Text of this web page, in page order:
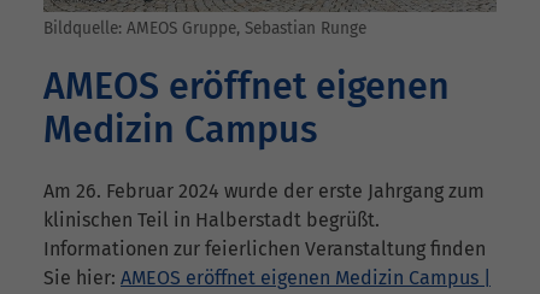
Bildquelle: AMEOS Gruppe, Sebastian Runge
AMEOS eröffnet eigenen
Medizin Campus
Am 26. Februar 2024 wurde der erste Jahrgang zum
klinischen Teil in Halberstadt begrüßt.
Informationen zur feierlichen Veranstaltung finden
Sie hier: AMEOS eröffnet eigenen Medizin Campus |